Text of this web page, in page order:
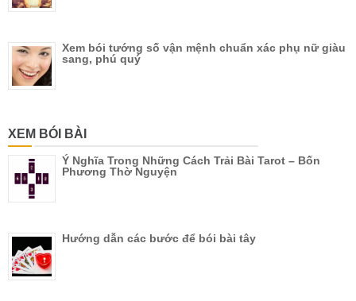
Xem bói tướng số vận mệnh chuẩn xác phụ nữ giàu
sang, phú quý
XEM BÓI BÀI
Ý Nghĩa Trong Những Cách Trải Bài Tarot – Bốn
Phương Thờ Nguyện
Hướng dẫn các bước để bói bài tây